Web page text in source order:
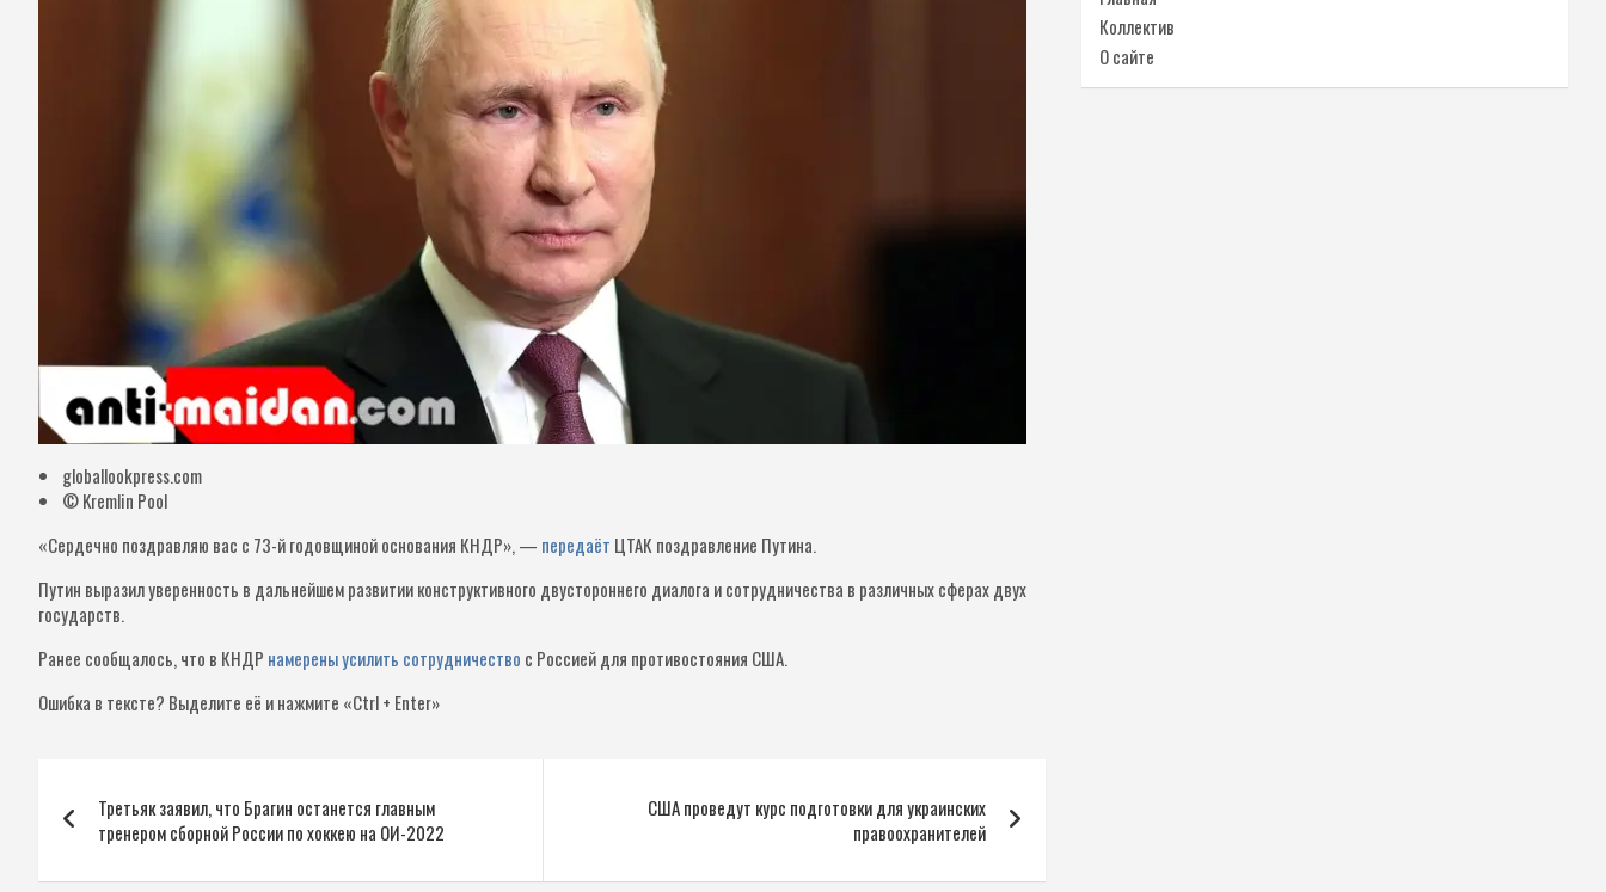
globallookpress.com
© Kremlin Pool
«Сердечно поздравляю вас с 73-й годовщиной основания КНДР», — передаёт ЦТАК поздравление Путина.
Путин выразил уверенность в дальнейшем развитии конструктивного двустороннего диалога и сотрудничества в различных сферах двух
государств.
Ранее сообщалось, что в КНДР намерены усилить сотрудничество с Россией для противостояния США.
Ошибка в тексте? Выделите её и нажмите «Ctrl + Enter»
по
записям
Третьяк заявил, что Брагин останется главным
тренером сборной России по хоккею на ОИ-2022
США проведут курс подготовки для украинских
правоохранителей
Коллектив
О сайте